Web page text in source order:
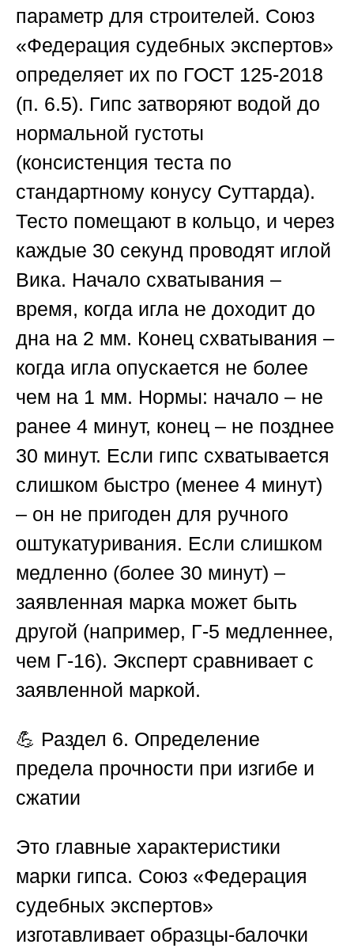
параметр для строителей. Союз
«Федерация судебных экспертов»
определяет их по ГОСТ 125-2018
(п. 6.5). Гипс затворяют водой до
нормальной густоты
(консистенция теста по
стандартному конусу Суттарда).
Тесто помещают в кольцо, и через
каждые 30 секунд проводят иглой
Вика. Начало схватывания –
время, когда игла не доходит до
дна на 2 мм. Конец схватывания –
когда игла опускается не более
чем на 1 мм. Нормы: начало – не
ранее 4 минут, конец – не позднее
30 минут. Если гипс схватывается
слишком быстро (менее 4 минут)
– он не пригоден для ручного
оштукатуривания. Если слишком
медленно (более 30 минут) –
заявленная марка может быть
другой (например, Г-5 медленнее,
чем Г-16). Эксперт сравнивает с
заявленной маркой.
💪 Раздел 6. Определение
предела прочности при изгибе и
сжатии
Это главные характеристики
марки гипса. Союз «Федерация
судебных экспертов»
изготавливает образцы-балочки